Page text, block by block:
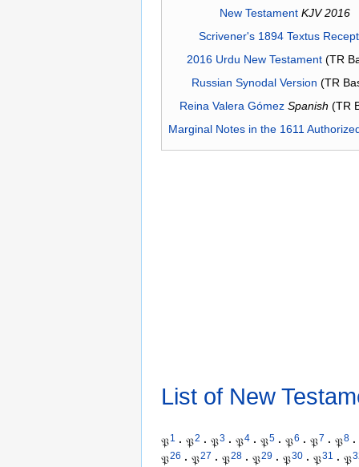
New Testament KJV 2016
Scrivener's 1894 Textus
2016 Urdu New Testament(TR
Russian Synodal Version (TR
Reina Valera Gómez Spanish (TR
Marginal Notes in the 1611
List of New
𝔓1 · 𝔓2 · 𝔓3 · 𝔓4 · 𝔓5 · 𝔓6 · 𝔓7 · 𝔓8 ·
𝔓26 · 𝔓27 · 𝔓28 · 𝔓29 · 𝔓30 · 𝔓31 · 𝔓